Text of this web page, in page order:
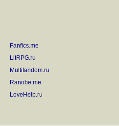
Fanfics.me
LitRPG.ru
Multifandom.ru
Ranobe.me
LoveHelp.ru